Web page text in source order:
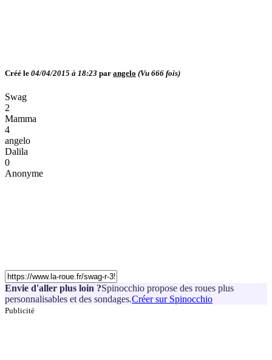
Créé le 04/04/2015 à 18:23 par angelo (Vu 666 fois)
Swag
2
Mamma
4
angelo
Dalila
0
Anonyme
Envie d'aller plus loin ?Spinocchio propose des roues plus
personnalisables et des sondages.Créer sur Spinocchio
Publicité